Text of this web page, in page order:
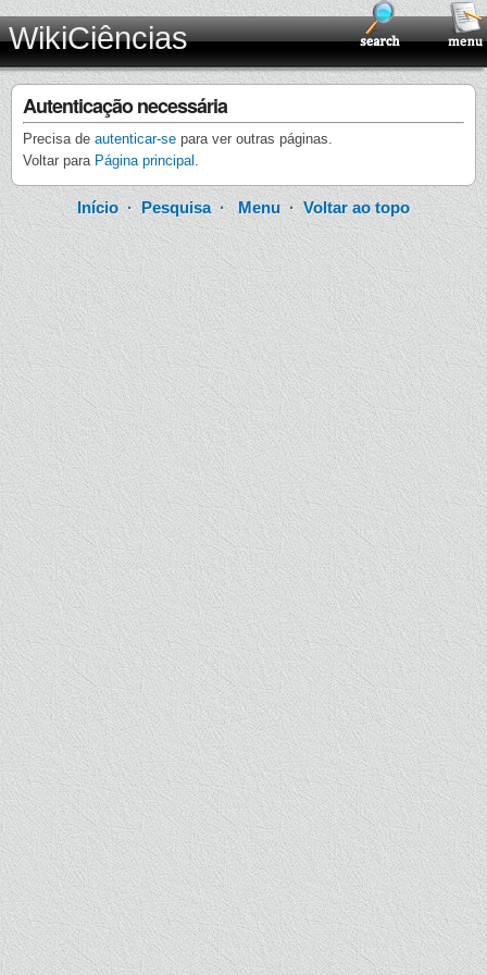
WikiCiências
Autenticação necessária
Precisa de autenticar-se para ver outras páginas.
Voltar para Página principal .
Início · Pesquisa·Menu ·Voltar ao topo